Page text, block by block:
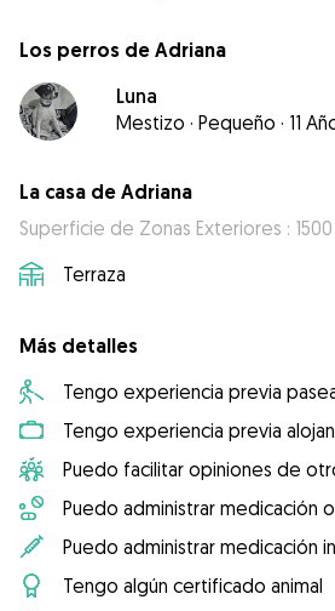
Los perros de Adriana
Luna
Mestizo · Pequeño · 11
La casa de Adriana
Superficie de Zonas Exteriores : 1500
Terraza
Más detalles
Tengo experiencia previa
Tengo experiencia previa
Puedo facilitar opiniones de
Puedo administrar medicación
Puedo administrar medicación
Tengo algún certificado animal